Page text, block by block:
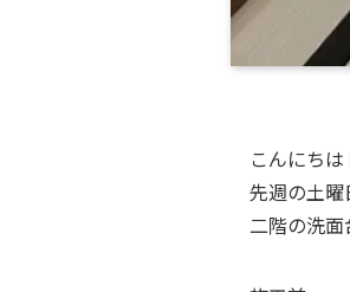
こんにちは
先週の土
二階の洗面